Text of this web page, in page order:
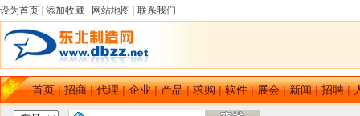
设为首页 添加收藏 网站地图 联系我们
首页|招商|代理|企业|产品|求购|软件|展会|新闻|招聘|